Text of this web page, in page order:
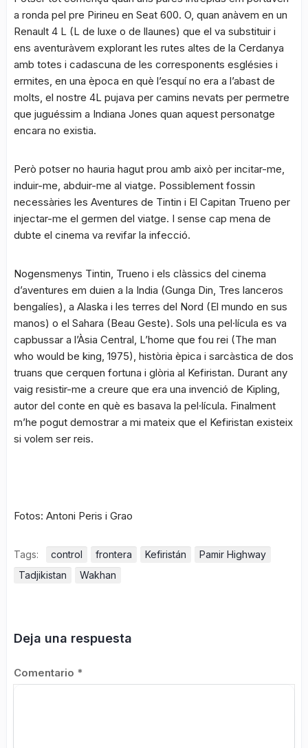
a ronda pel pre Pirineu en Seat 600. O, quan anàvem en un
Renault 4 L (L de luxe o de llaunes) que el va substituir i
ens aventuràvem explorant les rutes altes de la Cerdanya
amb totes i cadascuna de les corresponents esglésies i
ermites, en una època en què l’esquí no era a l’abast de
molts, el nostre 4L pujava per camins nevats per permetre
que juguéssim a Indiana Jones quan aquest personatge
encara no existia.
Però potser no hauria hagut prou amb això per incitar-me,
induir-me, abduir-me al viatge. Possiblement fossin
necessàries les Aventures de Tintin i El Capitan Trueno per
injectar-me el germen del viatge. I sense cap mena de
dubte el cinema va revifar la infecció.
Nogensmenys Tintin, Trueno i els clàssics del cinema
d’aventures em duien a la India (Gunga Din, Tres lanceros
bengalíes), a Alaska i les terres del Nord (El mundo en sus
manos) o el Sahara (Beau Geste). Sols una pel·lícula es va
capbussar a l’Àsia Central, L’home que fou rei (The man
who would be king, 1975), història èpica i sarcàstica de dos
truans que cerquen fortuna i glòria al Kefiristan. Durant any
vaig resistir-me a creure que era una invenció de Kipling,
autor del conte en què es basava la pel·lícula. Finalment
m’he pogut demostrar a mi mateix que el Kefiristan existeix
si volem ser reis.
Fotos: Antoni Peris i Grao
Tags: control frontera Kefiristán
Pamir Highway
Tadjikistan
Wakhan
Deja una respuesta
Comentario *